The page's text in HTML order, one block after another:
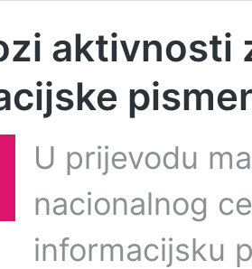
aktivnosti
U prijevodu
nacionalnog
informacijsku